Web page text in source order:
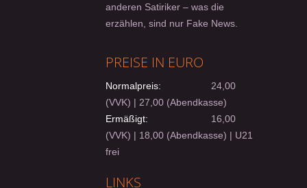
anderen Satiriker – was die
erzählen, sind nur Fake News.
PREISE IN EURO
Normalpreis:
24,00
(VVK) | 27,00 (Abendkasse)
Ermäßigt:
16,00
(VVK) | 18,00 (Abendkasse) | U21
frei
LINKS